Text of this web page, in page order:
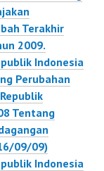
Terakhir
2009.
Indonesia
Perubahan
Tentang
09/09)
Indonesia